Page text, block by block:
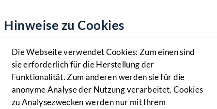
Hilfe
Benutzer
Navigationsmenü öffnen
MENÜ
Hinweise zu Cookies
Die Webseite verwendet Cookies: Zum einen sind
sie erforderlich für die Herstellung der
Funktionalität. Zum anderen werden sie für die
anonyme Analyse der Nutzung verarbeitet. Cookies
zu Analysezwecken werden nur mit Ihrem
Einbringung NR
Ausschussberatungen NR
Plenarberatungen NR
Einlangen BR